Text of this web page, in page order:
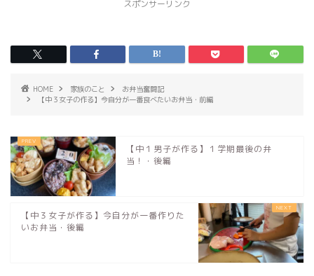
スポンサーリンク
HOME 家族のこと
お弁当奮闘記
【中３女子の作る】今自分が一番食べたいお弁当・前編
【中１男子が作る】１学期最後の弁
当！・後編
【中３女子が作る】今自分が一番作りた
いお弁当・後編